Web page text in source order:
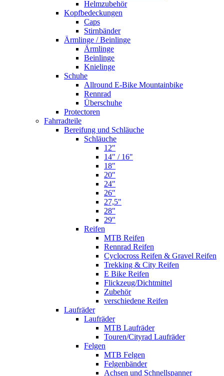
Helmzubehör
Kopfbedeckungen
Caps
Stirnbänder
Ärmlinge / Beinlinge
Ärmlinge
Beinlinge
Knielinge
Schuhe
Allround E-Bike Mountainbike
Rennrad
Überschuhe
Protectoren
Fahrradteile
Bereifung und Schläuche
Schläuche
12"
14" / 16"
18"
20"
24"
26"
27,5"
28"
29"
Reifen
MTB Reifen
Rennrad Reifen
Cyclocross Reifen & Gravel Reifen
Trekking & City Reifen
E Bike Reifen
Flickzeug/Dichtmittel
Zubehör
verschiedene Reifen
Laufräder
Laufräder
MTB Laufräder
Touren/Cityrad Laufräder
Felgen
MTB Felgen
Felgenbänder
Achsen und Schnellspanner